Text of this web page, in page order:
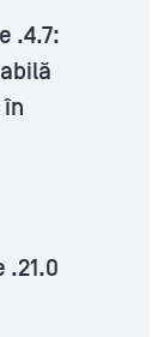
.4.7:
.21.0